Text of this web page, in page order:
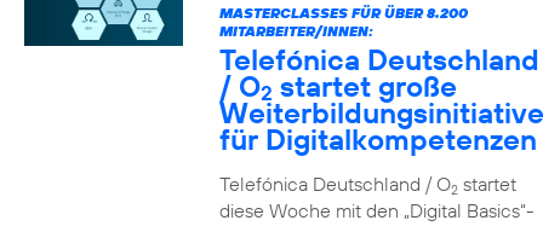
MASTERCLASSES FÜR ÜBER 8.200
MITARBEITER/INNEN:
Telefónica Deutschland
/ O2 startet große
Weiterbildungsinitiative
für Digitalkompetenzen
Telefónica Deutschland / O2startet
diese Woche mit den „Digital Basics“-